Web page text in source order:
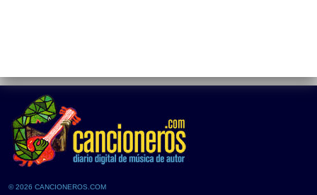
© 2026 CANCIONEROS.COM